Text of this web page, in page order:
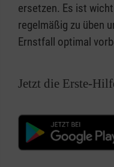
ersetzen. Es ist
regelmäßig zu üben
Ernstfall optimal
Jetzt die Erste-